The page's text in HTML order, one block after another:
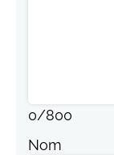
0/800
Nom